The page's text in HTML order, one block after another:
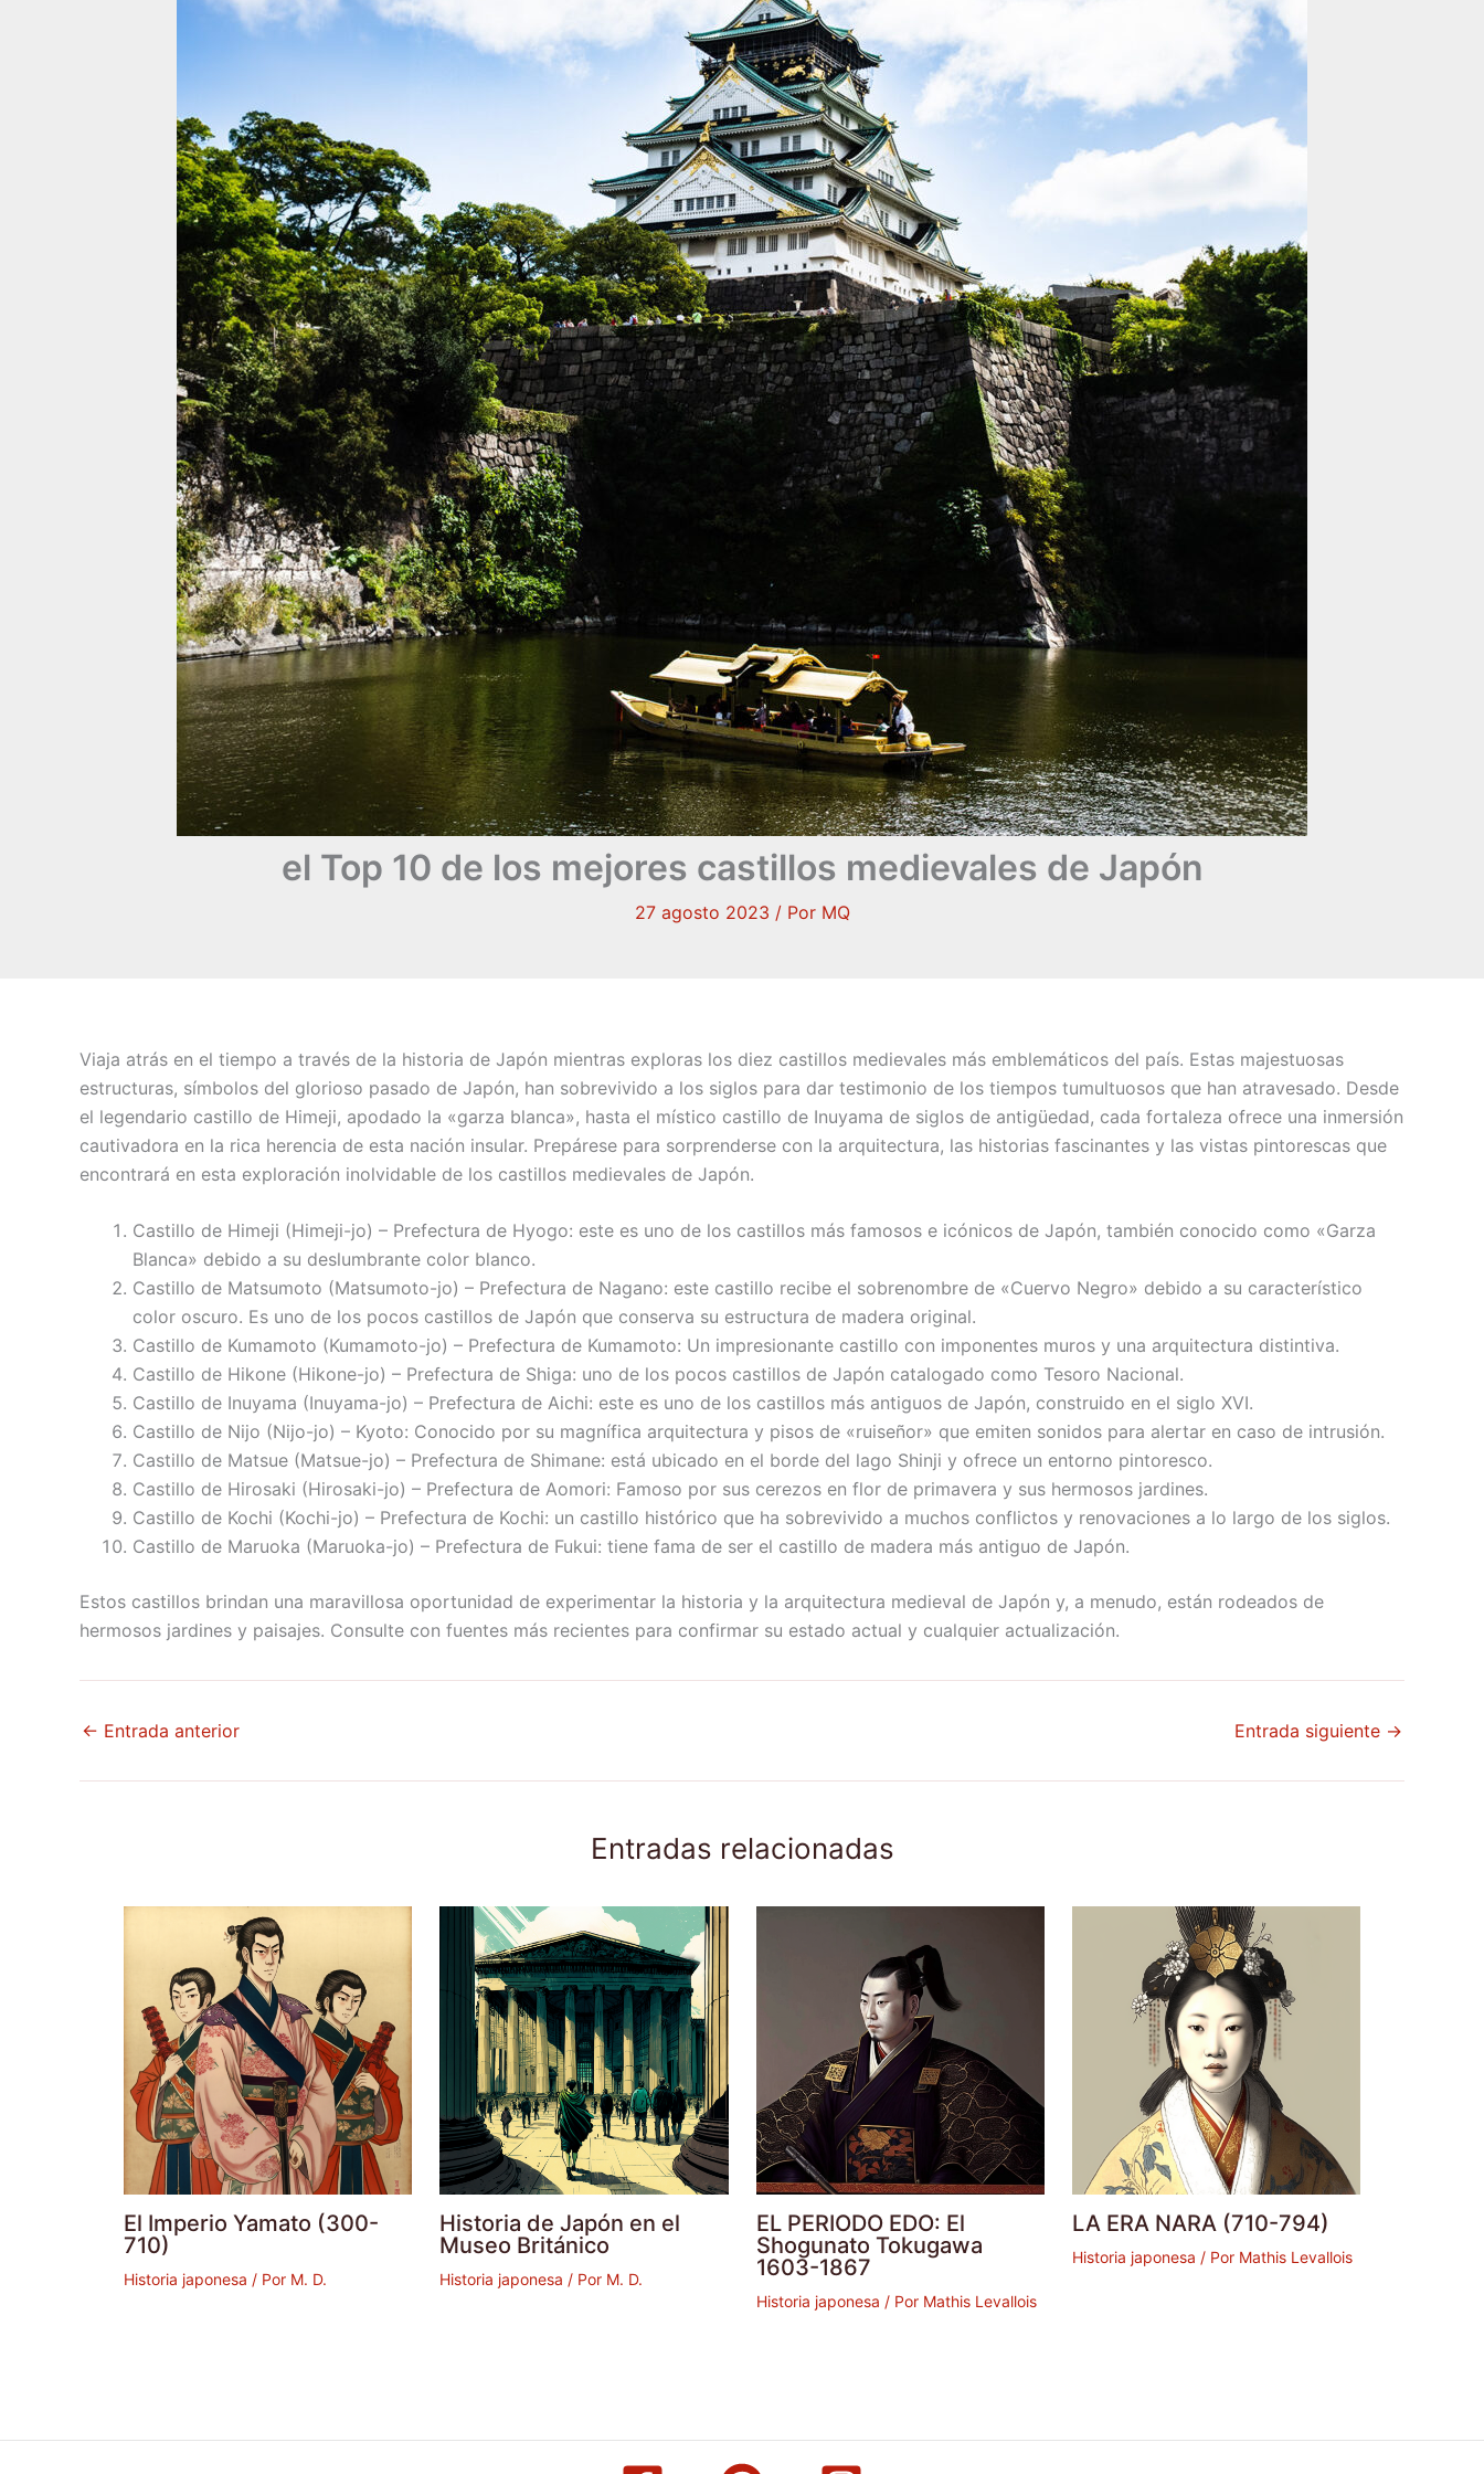
el Top 10 de los mejores castillos medievales de Japón
27 agosto 2023 / Por MQ
Viaja atrás en el tiempo a través de la historia de Japón mientras exploras los diez castillos medievales más emblemáticos del país. Estas majestuosas
estructuras, símbolos del glorioso pasado de Japón, han sobrevivido a los siglos para dar testimonio de los tiempos tumultuosos que han atravesado. Desde
el legendario castillo de Himeji, apodado la «garza blanca», hasta el místico castillo de Inuyama de siglos de antigüedad, cada fortaleza ofrece una inmersión
cautivadora en la rica herencia de esta nación insular. Prepárese para sorprenderse con la arquitectura, las historias fascinantes y las vistas pintorescas que
encontrará en esta exploración inolvidable de los castillos medievales de Japón.
Castillo de Himeji (Himeji-jo) – Prefectura de Hyogo: este es uno de los castillos más famosos e icónicos de Japón, también conocido como «Garza
Blanca» debido a su deslumbrante color blanco.
Castillo de Matsumoto (Matsumoto-jo) – Prefectura de Nagano: este castillo recibe el sobrenombre de «Cuervo Negro» debido a su característico
color oscuro. Es uno de los pocos castillos de Japón que conserva su estructura de madera original.
Castillo de Kumamoto (Kumamoto-jo) – Prefectura de Kumamoto: Un impresionante castillo con imponentes muros y una arquitectura distintiva.
Castillo de Hikone (Hikone-jo) – Prefectura de Shiga: uno de los pocos castillos de Japón catalogado como Tesoro Nacional.
Castillo de Inuyama (Inuyama-jo) – Prefectura de Aichi: este es uno de los castillos más antiguos de Japón, construido en el siglo XVI.
Castillo de Nijo (Nijo-jo) – Kyoto: Conocido por su magnífica arquitectura y pisos de «ruiseñor» que emiten sonidos para alertar en caso de intrusión.
Castillo de Matsue (Matsue-jo) – Prefectura de Shimane: está ubicado en el borde del lago Shinji y ofrece un entorno pintoresco.
Castillo de Hirosaki (Hirosaki-jo) – Prefectura de Aomori: Famoso por sus cerezos en flor de primavera y sus hermosos jardines.
Castillo de Kochi (Kochi-jo) – Prefectura de Kochi: un castillo histórico que ha sobrevivido a muchos conflictos y renovaciones a lo largo de los siglos.
Castillo de Maruoka (Maruoka-jo) – Prefectura de Fukui: tiene fama de ser el castillo de madera más antiguo de Japón.
Estos castillos brindan una maravillosa oportunidad de experimentar la historia y la arquitectura medieval de Japón y, a menudo, están rodeados de
hermosos jardines y paisajes. Consulte con fuentes más recientes para confirmar su estado actual y cualquier actualización.
← Entrada anterior Entrada siguiente →
Entradas relacionadas
El Imperio Yamato (300-
710)
Historia japonesa / Por M. D.
Historia de Japón en el
Museo Británico
Historia japonesa / Por M. D.
EL PERIODO EDO: El
Shogunato Tokugawa
1603-1867
Historia japonesa / Por Mathis Levallois
LA ERA NARA (710-794)
Historia japonesa / Por Mathis Levallois